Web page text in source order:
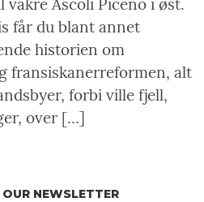
får du blant annet
historien om
fransiskanerreformen, alt
forbi ville fjell,
over […]
NEWSLETTER